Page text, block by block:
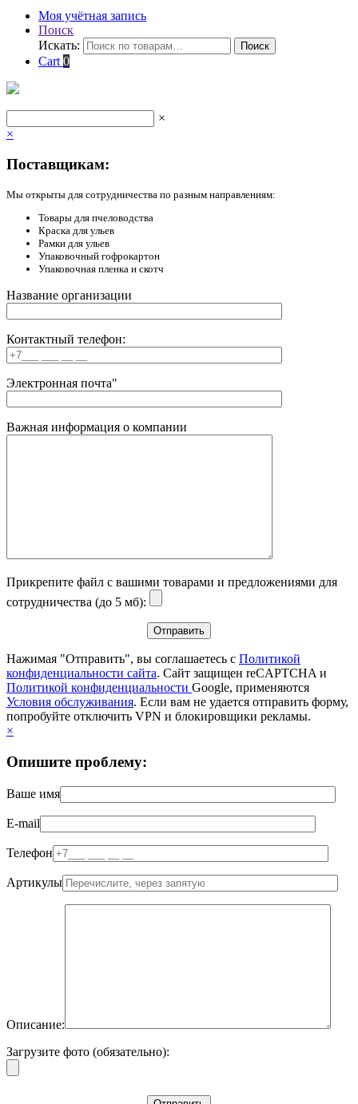
Моя учётная запись
Поиск
Искать:
Поиск
Cart 0
×
×
Поставщикам:
Мы открыты для сотрудничества по разным направлениям:
Товары для пчеловодства
Краска для ульев
Рамки для ульев
Упаковочный гофрокартон
Упаковочная пленка и скотч
Название организации
Контактный телефон:
Электронная почта"
Важная информация о компании
Прикрепите файл с вашими товарами и предложениями для
сотрудничества (до 5 мб):
Нажимая "Отправить", вы соглашаетесь с Политикой
конфиденциальности сайта. Сайт защищен reCAPTCHA и
Политикой конфиденциальности Google, применяются
Условия обслуживания. Если вам не удается отправить форму,
попробуйте отключить VPN и блокировщики рекламы.
×
Опишите проблему:
Ваше имя
E-mail
Телефон
Артикулы
Описание:
Загрузите фото (обязательно):